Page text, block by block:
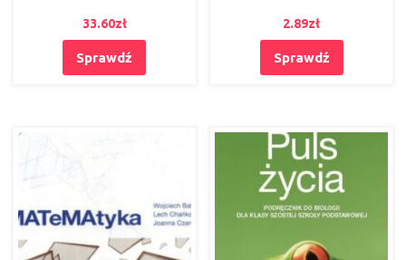
33.60zł
Sprawdź
2.89zł
Sprawdź